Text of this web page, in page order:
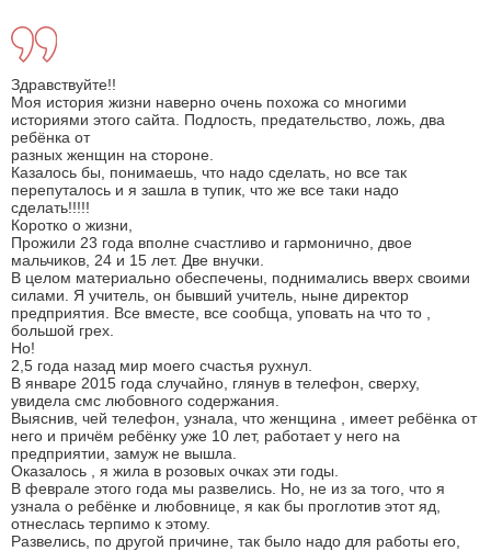
Здравствуйте!!
Моя история жизни наверно очень похожа со многими
историями этого сайта. Подлость, предательство, ложь, два
ребёнка от
разных женщин на стороне.
Казалось бы, понимаешь, что надо сделать, но все так
перепуталось и я зашла в тупик, что же все таки надо
сделать!!!!!
Коротко о жизни,
Прожили 23 года вполне счастливо и гармонично, двое
мальчиков, 24 и 15 лет. Две внучки.
В целом материально обеспечены, поднимались вверх своими
силами. Я учитель, он бывший учитель, ныне директор
предприятия. Все вместе, все сообща, уповать на что то ,
большой грех.
Но!
2,5 года назад мир моего счастья рухнул.
В январе 2015 года случайно, глянув в телефон, сверху,
увидела смс любовного содержания.
Выяснив, чей телефон, узнала, что женщина , имеет ребёнка от
него и причём ребёнку уже 10 лет, работает у него на
предприятии, замуж не вышла.
Оказалось , я жила в розовых очках эти годы.
В феврале этого года мы развелись. Но, не из за того, что я
узнала о ребёнке и любовнице, я как бы проглотив этот яд,
отнеслась терпимо к этому.
Развелись, по другой причине, так было надо для работы его,